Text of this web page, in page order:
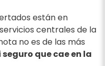
están en
centrales de la
no es de las más
que cae en la